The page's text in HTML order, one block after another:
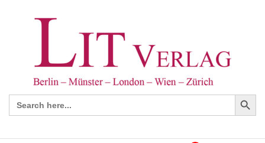
Search
for:
Search Button